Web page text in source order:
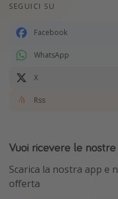
SEGUICI SU
Facebook
WhatsApp
X
Rss
Vuoi ricevere le
Scarica la nostra app e
offerta